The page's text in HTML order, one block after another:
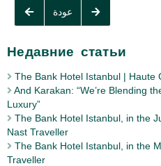
عودة
Недавние статьи
The Bank Hotel Istanbul | Haute
And Karakan: “We’re Blending
Luxury”
The Bank Hotel Istanbul, in the
Nast Traveller
The Bank Hotel Istanbul, in the
Traveller